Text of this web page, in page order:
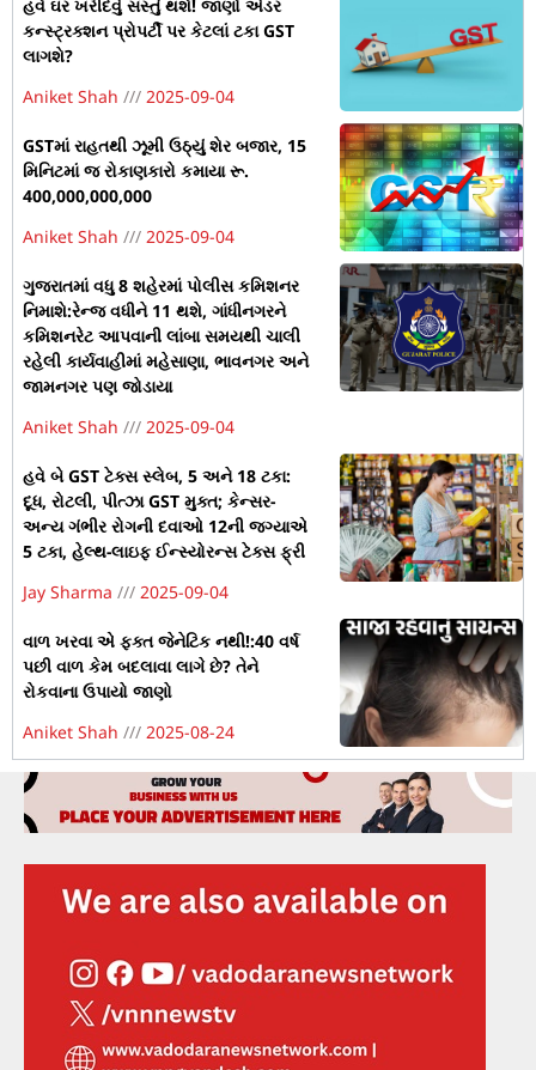
હવે ઘર ખરીદવું સસ્તું થશે! જાણો અંડર
કન્સ્ટ્રક્શન પ્રોપર્ટી પર કેટલાં ટકા GST
લાગશે?
Aniket Shah
2025-09-04
GSTમાં રાહતથી ઝૂમી ઉઠ્યું શેર બજાર, 15
મિનિટમાં જ રોકાણકારો કમાયા રૂ.
400,000,000,000
Aniket Shah
2025-09-04
ગુજરાતમાં વધુ 8 શહેરમાં પોલીસ કમિશનર
નિમાશે:રેન્જ વધીને 11 થશે, ગાંધીનગરને
કમિશનરેટ આપવાની લાંબા સમયથી ચાલી
રહેલી કાર્યવાહીમાં મહેસાણા, ભાવનગર અને
જામનગર પણ જોડાયા
Aniket Shah
2025-09-04
હવે બે GST ટેક્સ સ્લેબ, 5 અને 18 ટકા:
દૂધ, રોટલી, પીત્ઝા GST મુક્ત; કેન્સર-
અન્ય ગંભીર રોગની દવાઓ 12ની જગ્યાએ
5 ટકા, હેલ્થ-લાઇફ ઈન્સ્યોરન્સ ટેક્સ ફ્રી
Jay Sharma
2025-09-04
વાળ ખરવા એ ફક્ત જેનેટિક નથી!:40 વર્ષ
પછી વાળ કેમ બદલાવા લાગે છે? તેને
રોકવાના ઉપાયો જાણો
Aniket Shah
2025-08-24